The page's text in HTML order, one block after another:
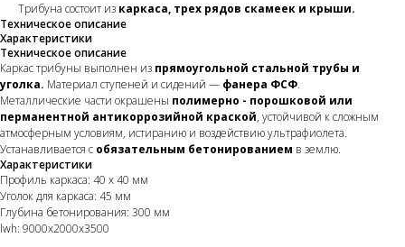
Трибуна состоит из каркаса, трех рядов скамеек и крыши.
Техническое описание
Характеристики
Техническое описание
Каркас трибуны выполнен из прямоугольной стальной трубы и
уголка. Материал ступеней и сидений — фанера ФСФ.
Металлические части окрашены полимерно - порошковой или
перманентной антикоррозийной краской, устойчивой к сложным
атмосферным условиям, истиранию и воздействию ультрафиолета.
Устанавливается с обязательным бетонированием в землю.
Характеристики
Профиль каркаса: 40 х 40 мм
Уголок для каркаса: 45 мм
Глубина бетонирования: 300 мм
lwh: 9000x2000x3500